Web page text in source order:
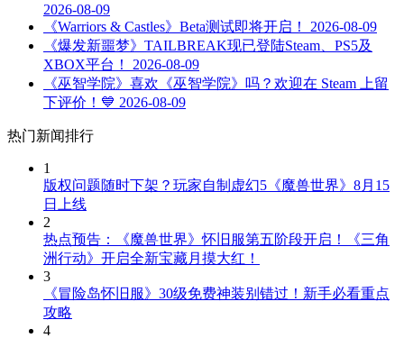
2026-08-09
《Warriors & Castles》Beta测试即将开启！
2026-08-09
《爆发新噩梦》TAILBREAK现已登陆Steam、PS5及
XBOX平台！
2026-08-09
《巫智学院》喜欢《巫智学院》吗？欢迎在 Steam 上留
下评价！💙 2026-08-09
热门新闻排行
1
版权问题随时下架？玩家自制虚幻5《魔兽世界》8月15
日上线
2
热点预告：《魔兽世界》怀旧服第五阶段开启！《三角
洲行动》开启全新宝藏月摸大红！
3
《冒险岛怀旧服》30级免费神装别错过！新手必看重点
攻略
4